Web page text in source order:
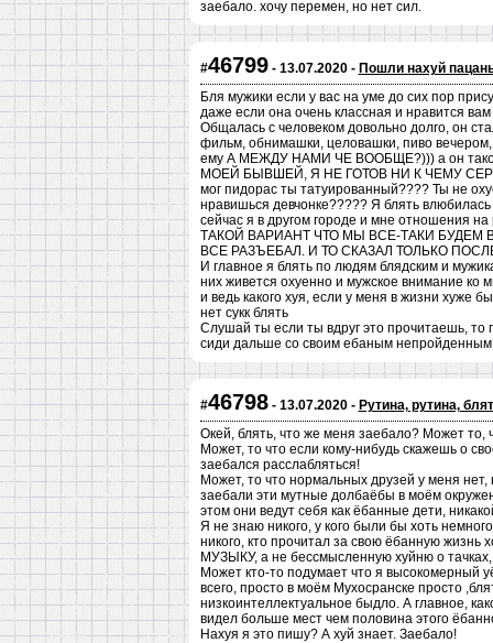
заебало. хочу перемен, но нет сил.
#46799- 13.07.2020 - Пошли нахуй
Бля мужики если у вас на уме до сих пор
даже если она очень классная и нравится вам
Общалась с человеком довольно долго, он
фильм, обнимашки, целовашки, пиво
ему А МЕЖДУ НАМИ ЧЕ ВООБЩЕ?))) а он
МОЕЙ БЫВШЕЙ, Я НЕ ГОТОВ НИ К ЧЕМУ
мог пидорас ты татуированный???? Ты не
нравишься девчонке????? Я блять
сейчас я в другом городе и мне отношения
ТАКОЙ ВАРИАНТ ЧТО МЫ ВСЕ-ТАКИ БУДЕМ
ВСЕ РАЗЪЕБАЛ. И ТО СКАЗАЛ ТОЛЬКО
И главное я блять по людям блядским и
них живется охуенно и мужское внимание
и ведь какого хуя, если у меня в жизни хуже
нет сукк блять
Слушай ты если ты вдруг это прочитаешь,
сиди дальше со своим ебаным
#46798- 13.07.2020 - Рутина, рутина,
Окей, блять, что же меня заебало? Может
Может, то что если кому-нибудь скажешь о
заебался расслабляться!
Может, то что нормальных друзей у меня нет,
заебали эти мутные долбаёбы в моём
этом они ведут себя как ёбанные дети,
Я не знаю никого, у кого были бы хоть
никого, кто прочитал за свою ёбанную
МУЗЫКУ, а не бессмысленную хуйню о тачках,
Может кто-то подумает что я высокомерный
всего, просто в моём Мухосранске просто
низкоинтеллектуальное быдло. А главное,
видел больше мест чем половина этого
Нахуя я это пишу? А хуй знает. Заебало!